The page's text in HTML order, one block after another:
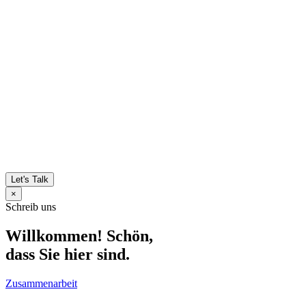
Let's Talk
×
Schreib uns
Willkommen! Schön,
dass Sie hier sind.
Zusammenarbeit